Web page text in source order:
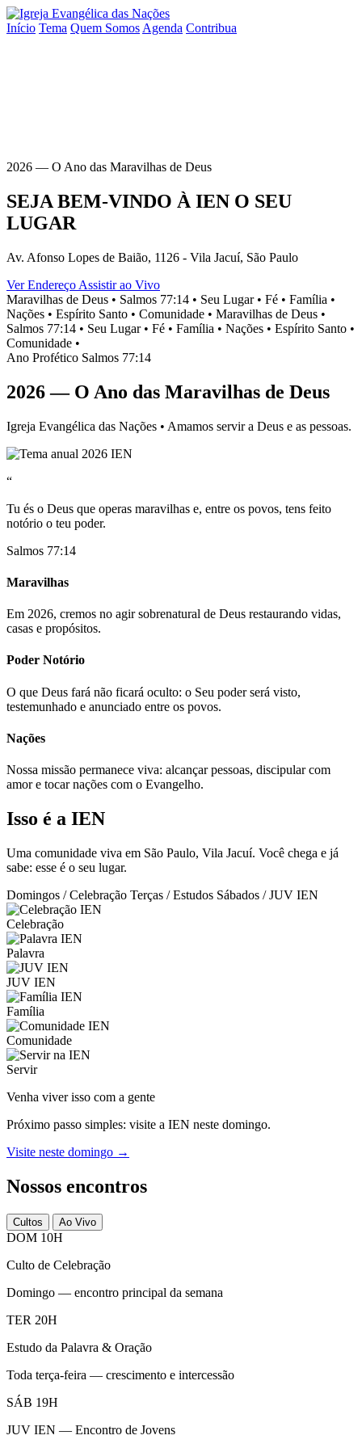
Início Tema Quem Somos Agenda Contribua
2026 — O Ano das Maravilhas de Deus
SEJA BEM-VINDO À IEN O SEU
LUGAR
Av. Afonso Lopes de Baião, 1126 - Vila Jacuí, São Paulo
Ver Endereço Assistir ao Vivo
Maravilhas de Deus • Salmos 77:14 • Seu Lugar • Fé • Família •
Nações • Espírito Santo • Comunidade • Maravilhas de Deus •
Salmos 77:14 • Seu Lugar • Fé • Família • Nações • Espírito Santo •
Comunidade •
Ano Profético Salmos 77:14
2026 — O Ano das Maravilhas de Deus
Igreja Evangélica das Nações • Amamos servir a Deus e as pessoas.
“
Tu és o Deus que operas maravilhas e, entre os povos, tens feito
notório o teu poder.
Salmos 77:14
Maravilhas
Em 2026, cremos no agir sobrenatural de Deus restaurando vidas,
casas e propósitos.
Poder Notório
O que Deus fará não ficará oculto: o Seu poder será visto,
testemunhado e anunciado entre os povos.
Nações
Nossa missão permanece viva: alcançar pessoas, discipular com
amor e tocar nações com o Evangelho.
Isso é a IEN
Uma comunidade viva em São Paulo, Vila Jacuí. Você chega e já
sabe: esse é o seu lugar.
Domingos / Celebração Terças / Estudos Sábados / JUV IEN
Celebração
Palavra
JUV IEN
Família
Comunidade
Servir
Venha viver isso com a gente
Próximo passo simples: visite a IEN neste domingo.
Visite neste domingo →
Nossos encontros
Cultos Ao Vivo
DOM 10H
Culto de Celebração
Domingo — encontro principal da semana
TER 20H
Estudo da Palavra & Oração
Toda terça-feira — crescimento e intercessão
SÁB 19H
JUV IEN — Encontro de Jovens